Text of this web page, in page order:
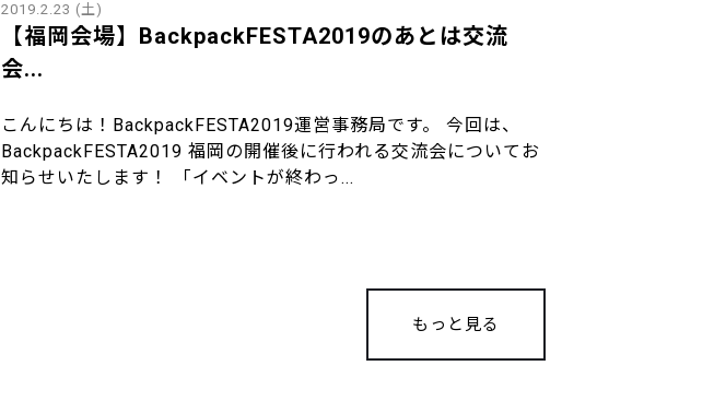
2019.2.23 (土)
【福岡会場】BackpackFESTA2019のあとは交流
会...
こんにちは！BackpackFESTA2019運営事務局です。 今回は、
BackpackFESTA2019 福岡の開催後に行われる交流会についてお
知らせいたします！ 「イベントが終わっ...
もっと見る